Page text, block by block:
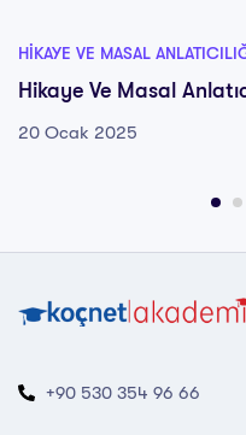
HIKAYE VE MASAL
Hikaye Ve Masal
20 Ocak 2025
+90 530 354 96 66